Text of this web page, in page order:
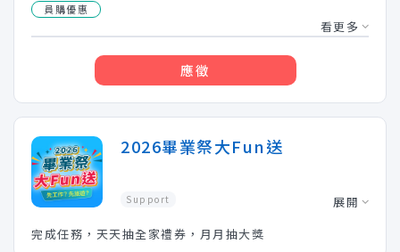
員購優惠
看更多
應徵
2026畢業祭大Fun送
展開
Support
完成任務，天天抽全家禮券，月月抽大獎